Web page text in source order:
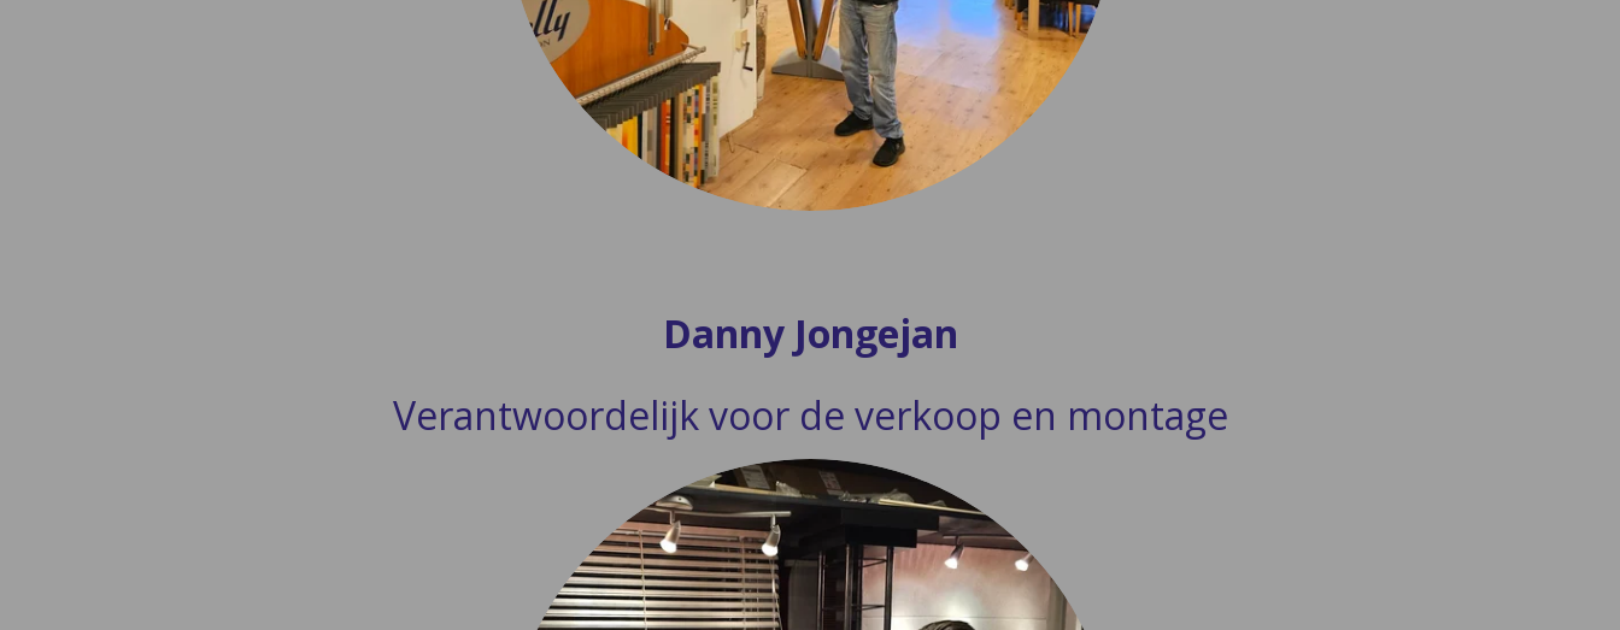
Danny Jongejan
Verantwoordelijk voor de verkoop en montage